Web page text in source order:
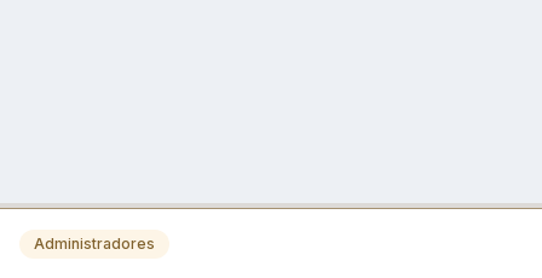
Administradores